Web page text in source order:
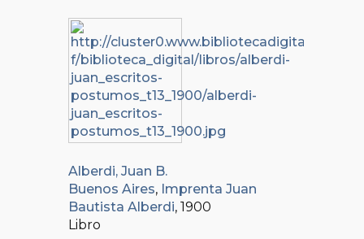
Alberdi, Juan B.
Buenos Aires, Imprenta Juan
Bautista Alberdi, 1900
Libro